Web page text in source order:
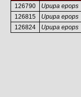
126790
Upupa epops
126815
Upupa epops
126824
Upupa epops